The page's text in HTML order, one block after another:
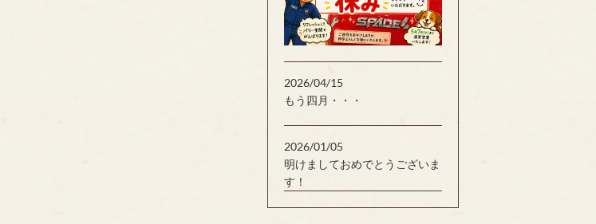
2026/04/15
もう四月・・・
2026/01/05
明けましておめでとうございま
す！